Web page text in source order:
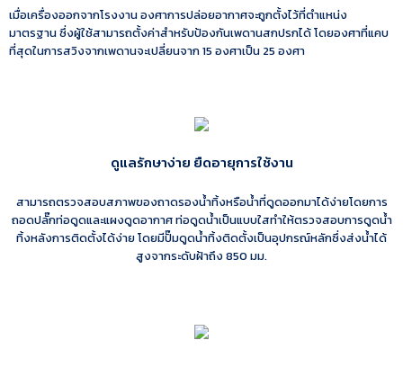
เมื่อเครื่องออกจากโรงงาน องศาการปล่อยอากาศจะถูกตั้งไว้ที่ตำแหน่ง
มาตรฐาน ซึ่งผู้ใช้สามารถตั้งค่าสำหรับป้องกันเพดานสกปรกได้ โดยองศาที่แคบ
ที่สุดในการสวิงจากเพดานจะเปลี่ยนจาก 15 องศาเป็น 25 องศา
ดูแลรักษาง่าย ยืดอายุการใช้งาน
สามารถตรวจสอบสภาพของถาดรองน้ำทิ้งหรือน้ำที่ดูดออกมาได้ง่ายโดยการ
ถอดปลั๊กท่อดูดและแผงดูดอากาศ ท่อดูดน้ำเป็นแบบใสทำให้ตรวจสอบการดูดน้ำ
ทิ้งหลังการติดตั้งได้ง่าย โดยมีปั๊มดูดน้ำทิ้งติดตั้งเป็นอุปกรณ์หลักซึ่งส่งน้ำได้
สูงจากระดับฝ้าถึง 850 มม.